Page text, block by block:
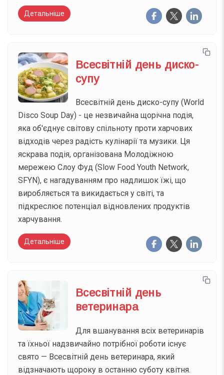
Детальніше
Всесвітній день диско-
супу
Всесвітній день диско-супу (World
Disco Soup Day) - це незвичайна щорічна подія,
яка об'єднує світову спільноту проти харчових
відходів через радість кулінарії та музики. Ця
яскрава подія, організована Молодіжною
мережею Слоу Фуд (Slow Food Youth Network,
SFYN), є нагадуванням про надлишок їжі, що
виробляється та викидається у світі, та
підкреслює потенціал відновлених продуктів
харчування.
Детальніше
Всесвітній день
ветеринара
Для вшанування всіх ветеринарів
та їхньої надзвичайно потрібної роботи існує
свято — Всесвітній день ветеринара, який
відзначають щороку в останню суботу квітня.